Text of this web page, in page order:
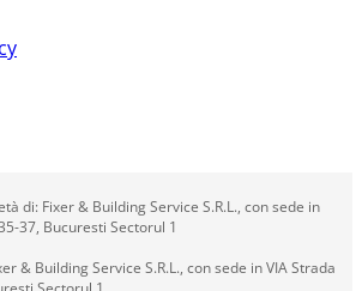
di: Fixer & Building Service S.R.L., con sede in
37, Bucuresti Sectorul 1
& Building Service S.R.L., con sede in VIA Strada